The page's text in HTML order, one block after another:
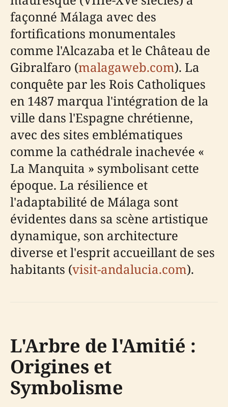
façonné Málaga avec des
fortifications monumentales
comme l'Alcazaba et le Château de
Gibralfaro (malagaweb.com). La
conquête par les Rois Catholiques
en 1487 marqua l'intégration de la
ville dans l'Espagne chrétienne,
avec des sites emblématiques
comme la cathédrale inachevée «
La Manquita » symbolisant cette
époque. La résilience et
l'adaptabilité de Málaga sont
évidentes dans sa scène artistique
dynamique, son architecture
diverse et l'esprit accueillant de ses
habitants (visit-andalucia.com).
L'Arbre de l'Amitié :
Origines et
Symbolisme